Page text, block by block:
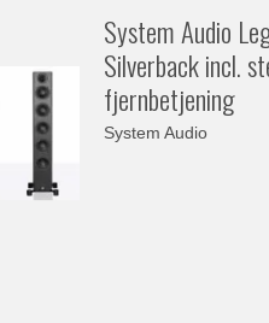
System Audio
Silverback incl.
fjernbetjening
System Audio